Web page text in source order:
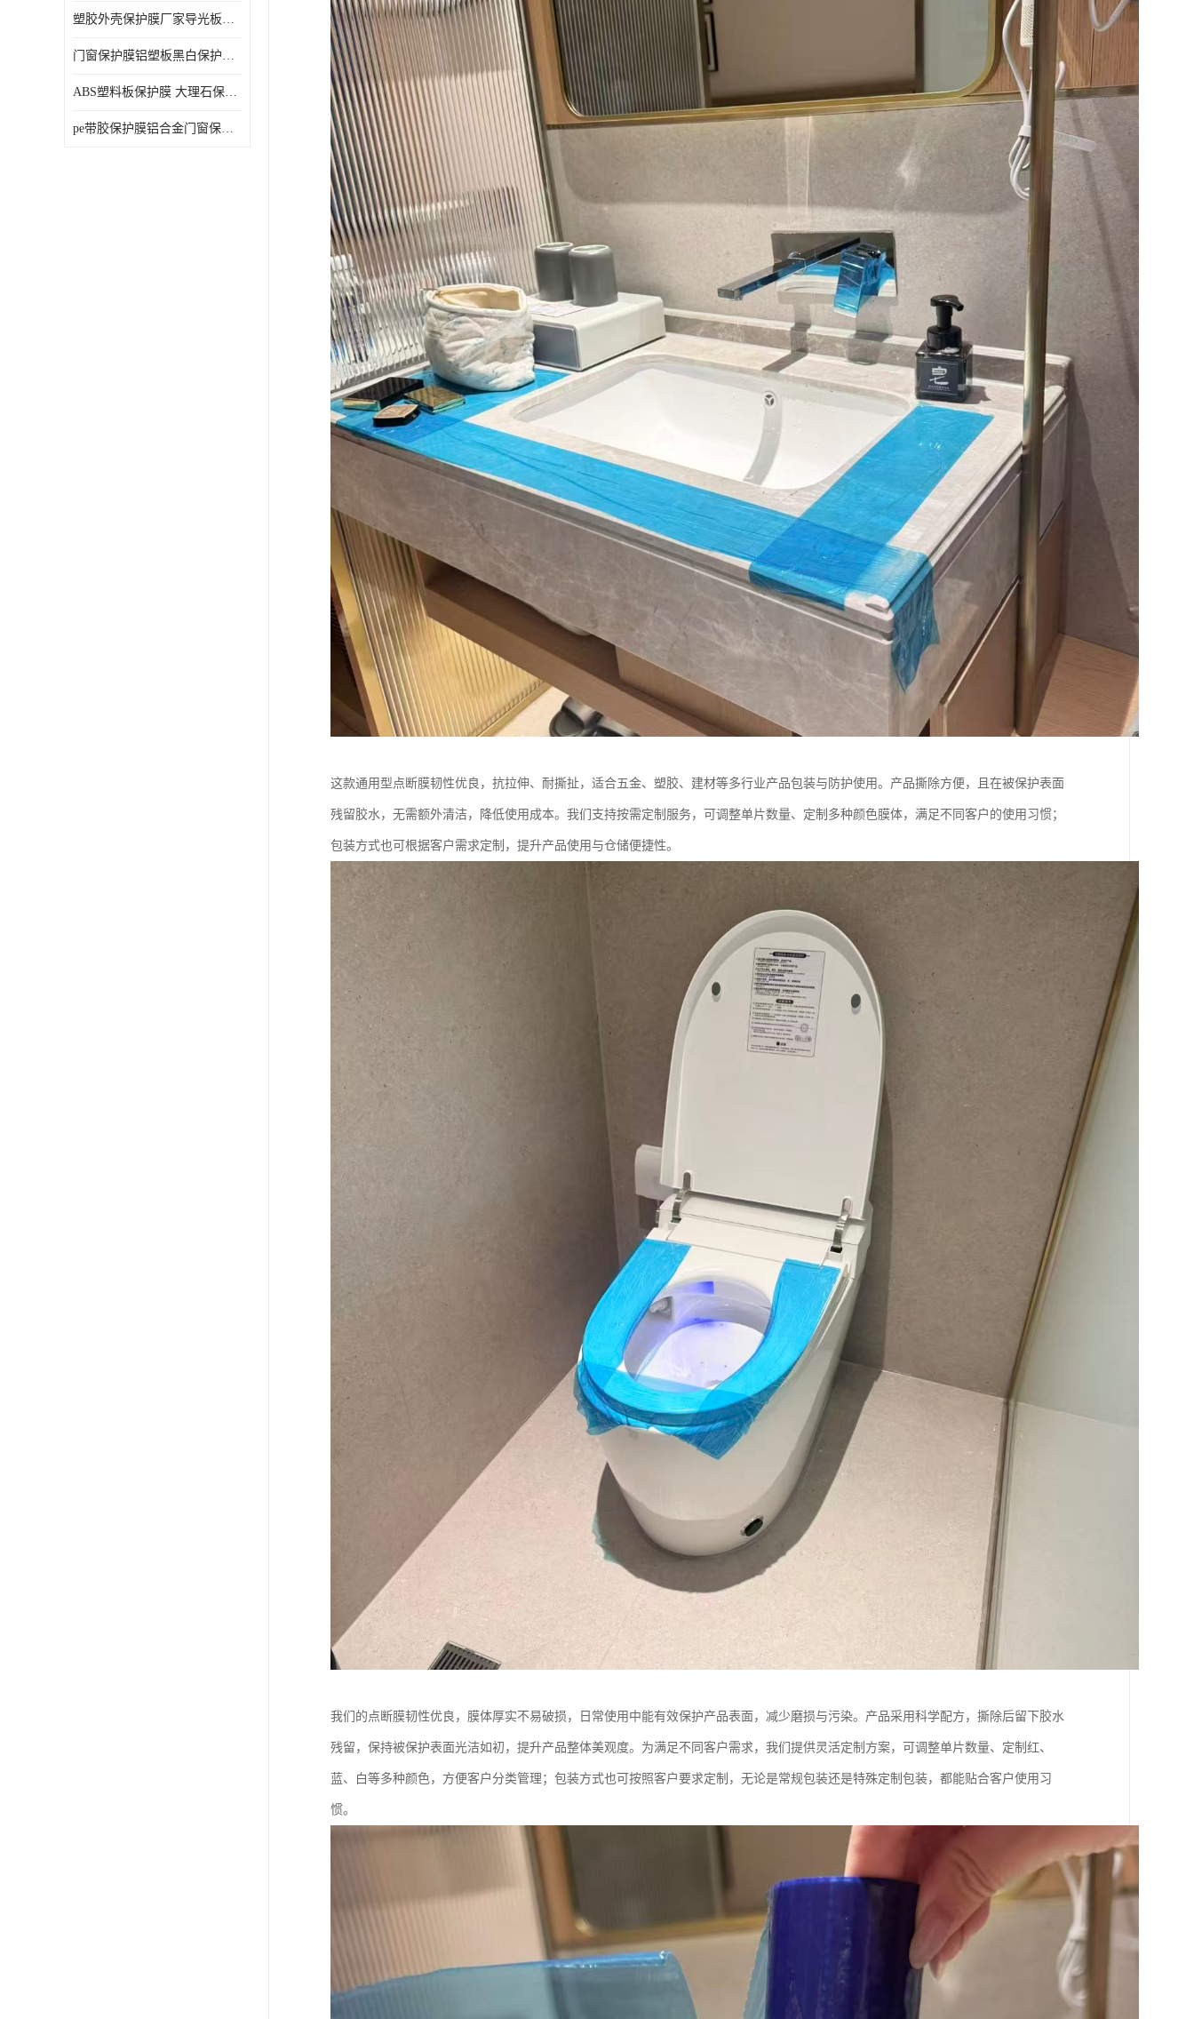
塑胶外壳保护膜厂家导光板保护膜 铝单板保护膜胶带易撕不留胶
门窗保护膜铝塑板黑白保护膜外墙保温板保护膜
ABS塑料板保护膜 大理石保护膜 缠鱼竿保护膜
pe带胶保护膜铝合金门窗保护不锈钢板保护膜大理石建筑材料保护
这款通用型点断膜韧性优良，抗拉伸、耐撕扯，适合五金、塑胶、建材等多行业产品包装与防护使用。产品撕除方便，且在被保护表面
残留胶水，无需额外清洁，降低使用成本。我们支持按需定制服务，可调整单片数量、定制多种颜色膜体，满足不同客户的使用习惯；
包装方式也可根据客户需求定制，提升产品使用与仓储便捷性。
我们的点断膜韧性优良，膜体厚实不易破损，日常使用中能有效保护产品表面，减少磨损与污染。产品采用科学配方，撕除后留下胶水
残留，保持被保护表面光洁如初，提升产品整体美观度。为满足不同客户需求，我们提供灵活定制方案，可调整单片数量、定制红、
蓝、白等多种颜色，方便客户分类管理；包装方式也可按照客户要求定制，无论是常规包装还是特殊定制包装，都能贴合客户使用习
惯。